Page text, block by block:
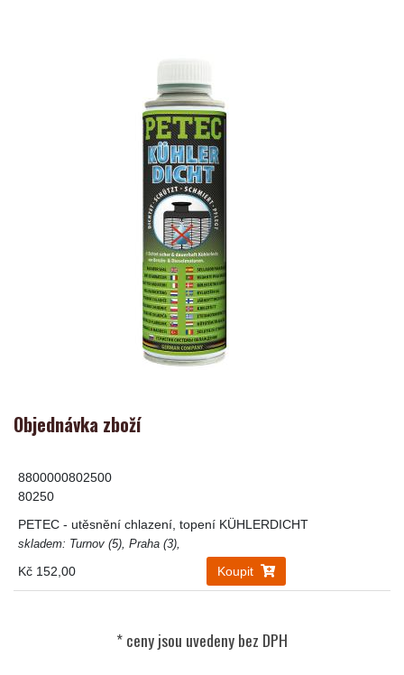
Objednávka zboží
8800000802500
80250
PETEC - utěsnění chlazení, topení KÜHLERDICHT
skladem: Turnov (5), Praha (3),
Kč 152,00 Koupit